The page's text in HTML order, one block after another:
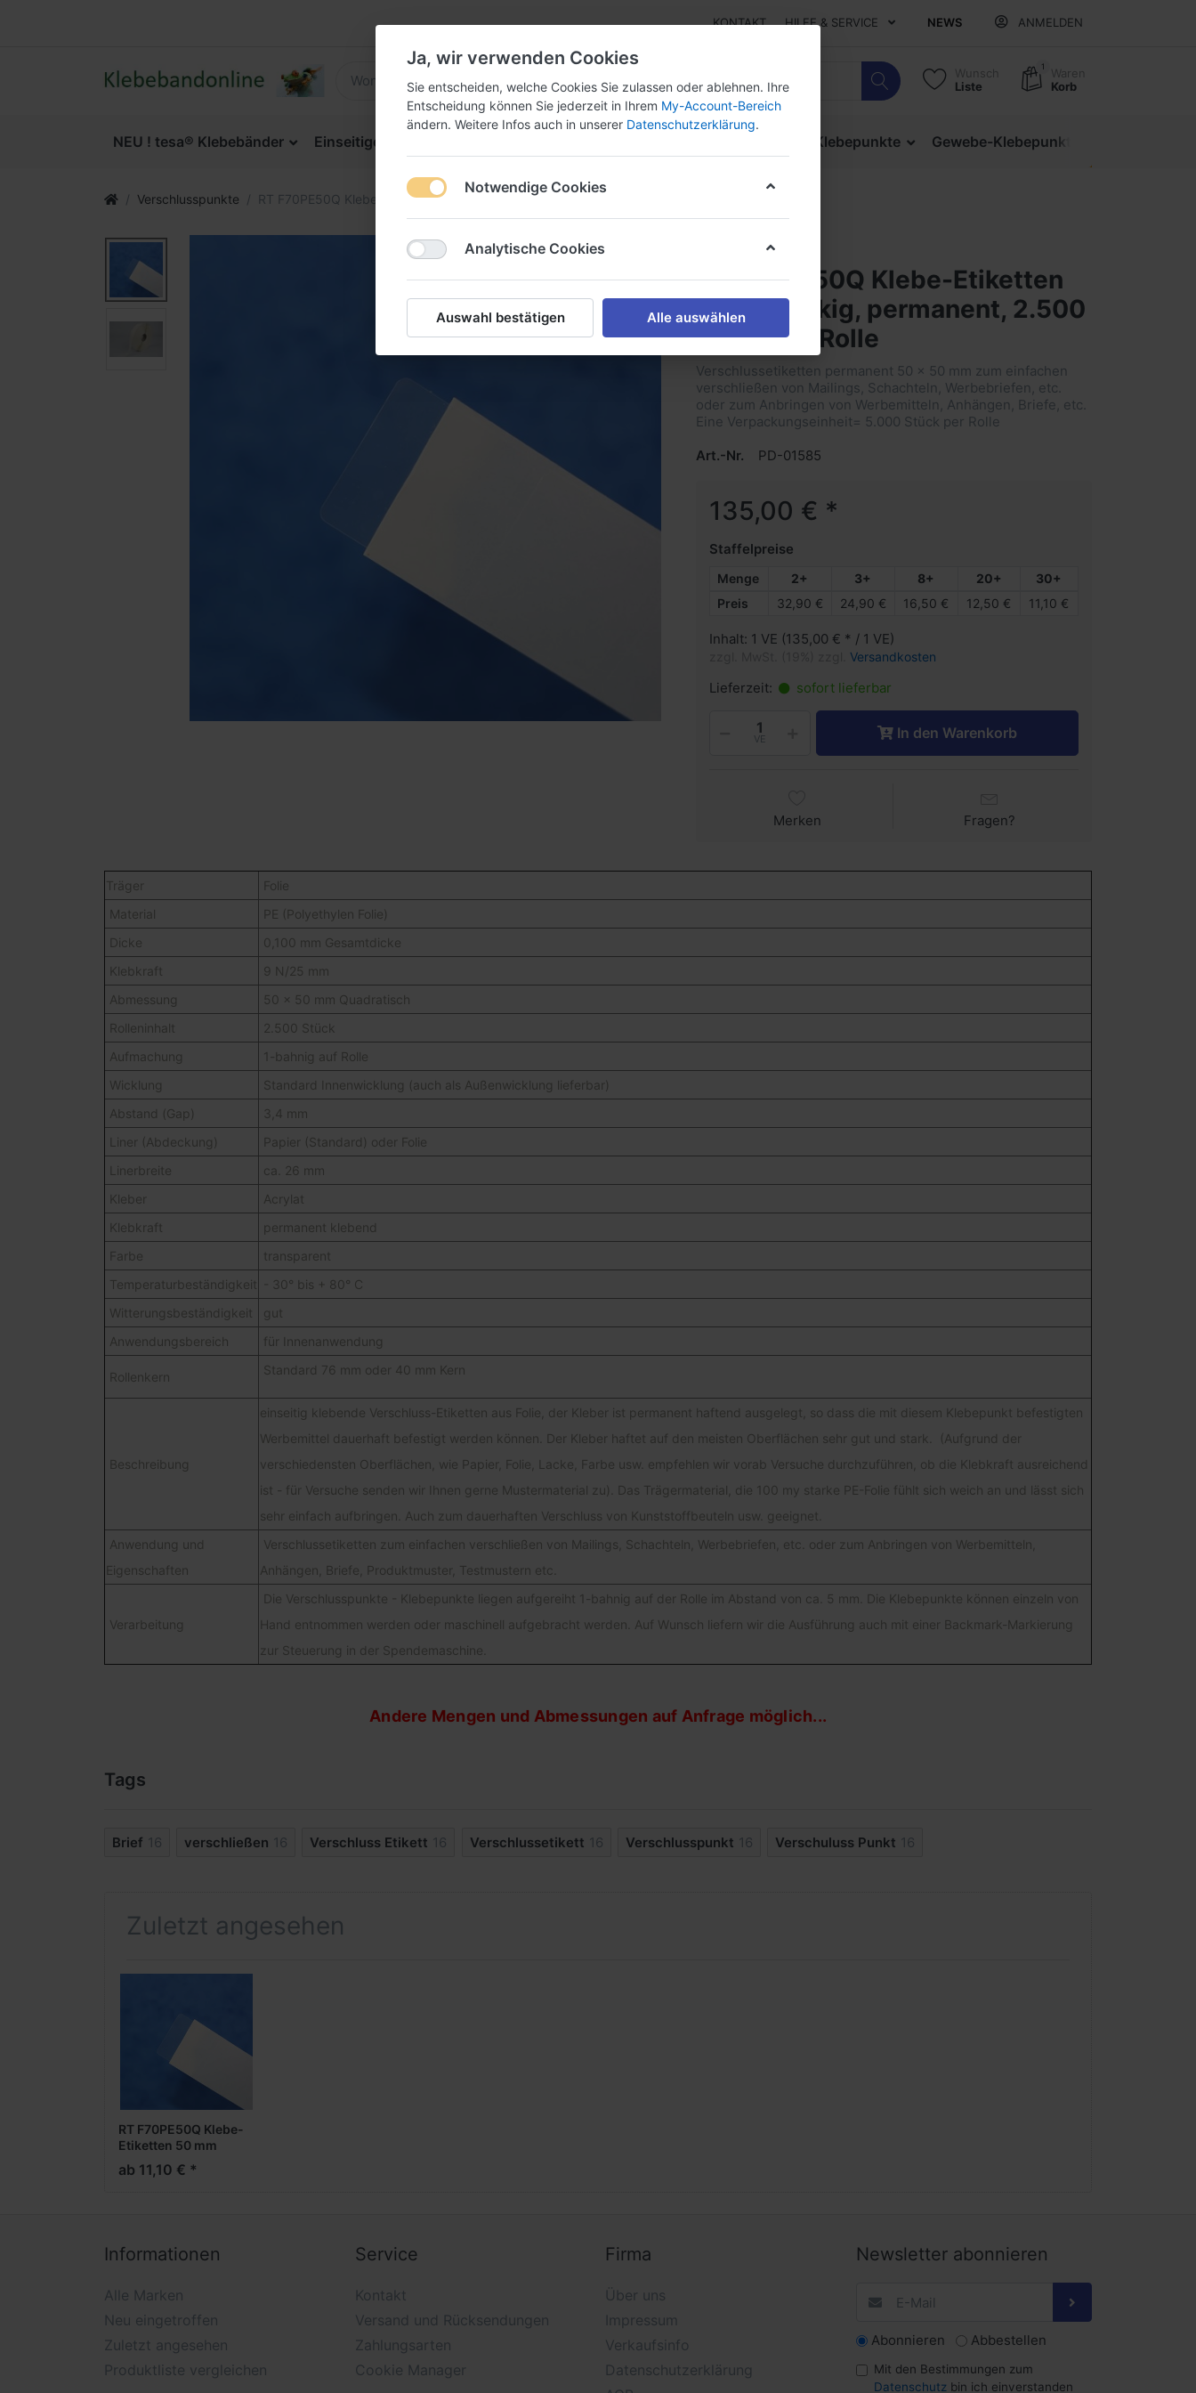
KONTAKT HILFE & SERVICE NEWS ANMELDEN
Wunsch
Liste
1
Waren
Korb
NEU ! tesa® Klebebänder Einseitige Klebebänder Doppelseitige Klebepunkte Gewebe-Klebepunkte
Verschlusspunkte RT F70PE50Q Klebe-Etiketten 50 mm eckig, permanent, 2.500 Stück per Rolle
RT F70PE50Q Klebe-Etiketten
50 mm eckig, permanent, 2.500
Stück per Rolle
Verschlussetiketten permanent 50 x 50 mm zum einfachen
verschließen von Mailings, Schachteln, Werbebriefen, etc.
oder zum Anbringen von Werbemitteln, Anhängen, Briefe, etc.
Eine Verpackungseinheit= 5.000 Stück per Rolle
Art.-Nr.
PD-01585
135,00 € *
Staffelpreise
Menge 2+ 3+ 8+ 20+
30+
Preis
32,90 € 24,90 € 16,50 € 12,50 € 11,10 €
Inhalt: 1 VE (135,00 € * / 1 VE)
Versandkosten
Lieferzeit: sofort lieferbar
VE In den Warenkorb
Merken Fragen?
Träger
Folie
Material
PE (Polyethylen Folie)
Dicke
0,100 mm Gesamtdicke
Klebkraft
9 N/25 mm
Abmessung
50 x 50 mm Quadratisch
Rolleninhalt
2.500 Stück
Aufmachung
1-bahnig auf Rolle
Wicklung
Standard Innenwicklung (auch als Außenwicklung lieferbar)
Abstand (Gap)
3,4 mm
Liner (Abdeckung)
Papier (Standard) oder Folie
Linerbreite
ca. 26 mm
Kleber
Acrylat
Klebkraft
permanent klebend
Farbe
transparent
Temperaturbeständigkeit
- 30° bis + 80° C
Witterungsbeständigkeit
gut
Anwendungsbereich
für Innenanwendung
Rollenkern Standard 76 mm oder 40 mm Kern
Beschreibung
einseitig klebende Verschluss-Etiketten aus Folie, der Kleber ist permanent haftend ausgelegt, so dass die mit diesem Klebepunkt befestigten
Werbemittel dauerhaft befestigt werden können. Der Kleber haftet auf den meisten Oberflächen sehr gut und stark. (Aufgrund der
verschiedensten Oberflächen, wie Papier, Folie, Lacke, Farbe usw. empfehlen wir vorab Versuche durchzuführen, ob die Klebkraft ausreichend
ist - für Versuche senden wir Ihnen gerne Mustermaterial zu). Das Trägermaterial, die 100 my starke PE-Folie fühlt sich weich an und lässt sich
sehr einfach aufbringen. Auch zum dauerhaften Verschluss von Kunststoffbeuteln usw. geeignet.
Anwendung und
Eigenschaften
Verschlussetiketten zum einfachen verschließen von Mailings, Schachteln, Werbebriefen, etc. oder zum Anbringen von Werbemitteln,
Anhängen, Briefe, Produktmuster, Testmustern etc.
Verarbeitung
Die Verschlusspunkte - Klebepunkte liegen aufgereiht 1-bahnig auf der Rolle im Abstand von ca. 5 mm. Die Klebepunkte können einzeln von
Hand entnommen werden oder maschinell aufgebracht werden. Auf Wunsch liefern wir die Ausführung auch mit einer Backmark-Markierung
zur Steuerung in der Spendemaschine.
Andere Mengen und Abmessungen auf Anfrage möglich...
Tags
Brief 16 verschließen 16 Verschluss Etikett 16 Verschlussetikett 16 Verschlusspunkt 16 Verschuluss Punkt 16
Zuletzt angesehen
RT F70PE50Q Klebe-
Etiketten 50 mm
eckig, permanent,
2.500 Stück per Rolle
ab 11,10 € *
Informationen
Alle Marken
Neu eingetroffen
Zuletzt angesehen
Produktliste vergleichen
Service
Kontakt
Versand und Rücksendungen
Zahlungsarten
Cookie Manager
Firma
Über uns
Impressum
Verkaufsinfo
Datenschutzerklärung
Newsletter abonnieren
Abonnieren Abbestellen
Mit den Bestimmungen zum
Datenschutzbin ich einverstanden
Ja, wir verwenden Cookies
Sie entscheiden, welche Cookies Sie zulassen oder ablehnen. Ihre
Entscheidung können Sie jederzeit in Ihrem My-Account-Bereich
ändern. Weitere Infos auch in unserer Datenschutzerklärung.
Notwendige Cookies
Analytische Cookies
Auswahl bestätigen Alle auswählen